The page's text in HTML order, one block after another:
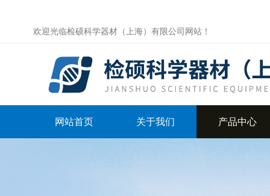
欢迎光临检硕科学器材（上海）有限公司网站！
网站首页 关于我们 产品中心